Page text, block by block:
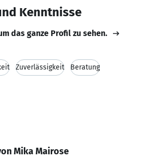
Kenntnisse
das ganze Profil zu sehen.
Zuverlässigkeit Beratung
Mika Mairose